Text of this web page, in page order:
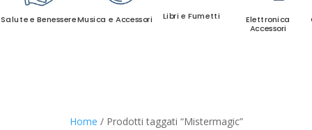
Salute e BenessereMusica e Accessori Libri e Fumetti
Elettronica
Accessori
Home / Prodotti taggati “Mistermagic”